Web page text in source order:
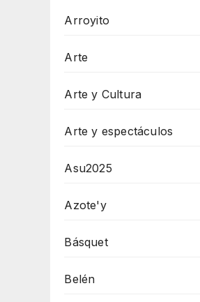
Arroyito
Arte
Arte y Cultura
Arte y espectáculos
Asu2025
Azote'y
Básquet
Belén